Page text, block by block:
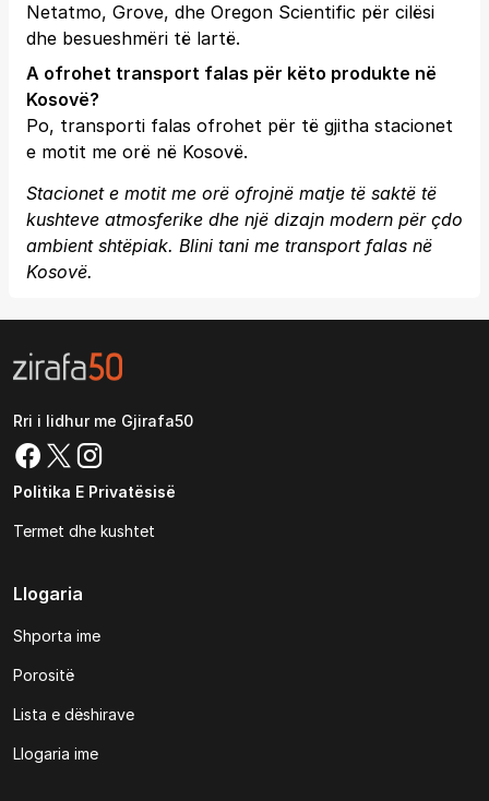
Netatmo, Grove, dhe Oregon Scientific për cilësi
dhe besueshmëri të lartë.
A ofrohet transport falas për këto produkte në
Kosovë?
Po, transporti falas ofrohet për të gjitha stacionet
e motit me orë në Kosovë.
Stacionet e motit me orë ofrojnë matje të saktë të
kushteve atmosferike dhe një dizajn modern për çdo
ambient shtëpiak. Blini tani me transport falas në
Kosovë.
Rri i lidhur me Gjirafa50
Politika E Privatësisë
Termet dhe kushtet
Llogaria
Shporta ime
Porositë
Lista e dëshirave
Llogaria ime